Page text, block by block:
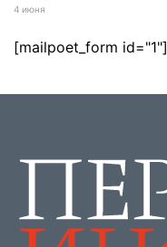
4 июня
[mailpoet_form id="1"]